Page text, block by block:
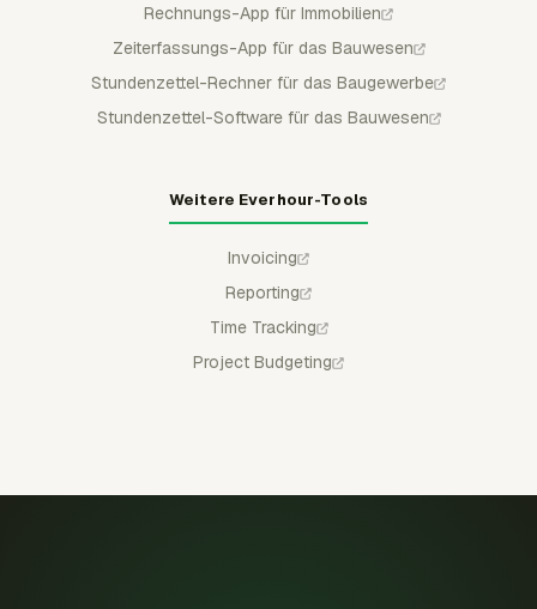
Rechnungs-App für Immobilien
Zeiterfassungs-App für das Bauwesen
Stundenzettel-Rechner für das Baugewerbe
Stundenzettel-Software für das Bauwesen
Weitere Everhour-Tools
Invoicing
Reporting
Time Tracking
Project Budgeting